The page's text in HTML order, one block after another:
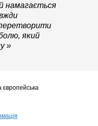
намагається
який
»